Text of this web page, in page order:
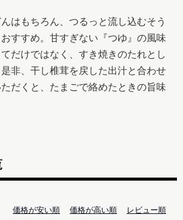
はもちろん、つるっと流し込むそう
すすめ。甘すぎない『つゆ』の風味
だけではなく、すき焼きのたれとし
非、干し椎茸を戻した出汁と合わせ
だくと、たまごで絡めたときの旨味
価格が安い順 価格が高い順 レビュー順